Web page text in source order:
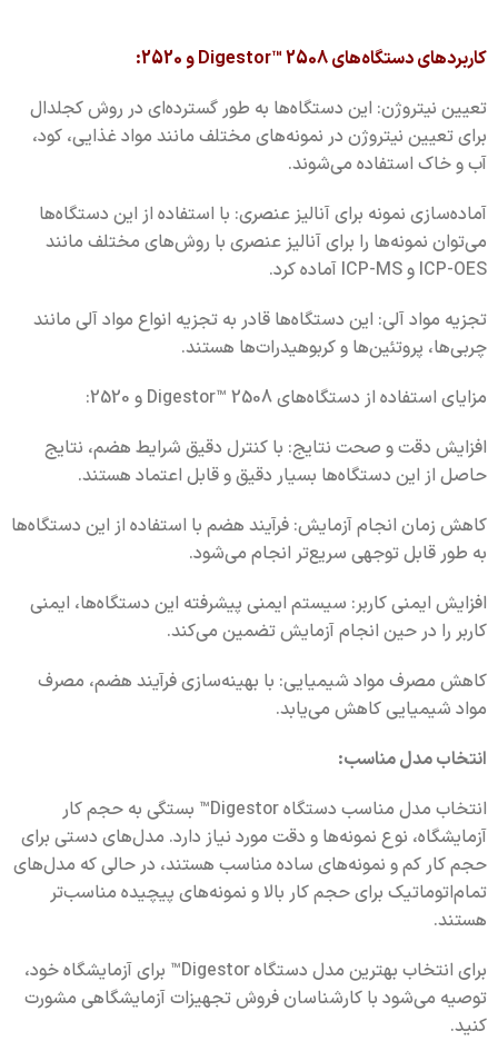
کاربردهای دستگاه‌های Digestor™ 2508 و 2520:
تعیین نیتروژن: این دستگاه‌ها به طور گسترده‌ای در روش کجلدال
برای تعیین نیتروژن در نمونه‌های مختلف مانند مواد غذایی، کود،
آب و خاک استفاده می‌شوند.
آماده‌سازی نمونه برای آنالیز عنصری: با استفاده از این دستگاه‌ها
می‌توان نمونه‌ها را برای آنالیز عنصری با روش‌های مختلف مانند
ICP-OES و ICP-MS آماده کرد.
تجزیه مواد آلی: این دستگاه‌ها قادر به تجزیه انواع مواد آلی مانند
چربی‌ها، پروتئین‌ها و کربوهیدرات‌ها هستند.
مزایای استفاده از دستگاه‌های Digestor™ 2508 و 2520:
افزایش دقت و صحت نتایج: با کنترل دقیق شرایط هضم، نتایج
حاصل از این دستگاه‌ها بسیار دقیق و قابل اعتماد هستند.
کاهش زمان انجام آزمایش: فرآیند هضم با استفاده از این دستگاه‌ها
به طور قابل توجهی سریع‌تر انجام می‌شود.
افزایش ایمنی کاربر: سیستم ایمنی پیشرفته این دستگاه‌ها، ایمنی
کاربر را در حین انجام آزمایش تضمین می‌کند.
کاهش مصرف مواد شیمیایی: با بهینه‌سازی فرآیند هضم، مصرف
مواد شیمیایی کاهش می‌یابد.
انتخاب مدل مناسب:
انتخاب مدل مناسب دستگاه Digestor™ بستگی به حجم کار
آزمایشگاه، نوع نمونه‌ها و دقت مورد نیاز دارد. مدل‌های دستی برای
حجم کار کم و نمونه‌های ساده مناسب هستند، در حالی که مدل‌های
تمام‌اتوماتیک برای حجم کار بالا و نمونه‌های پیچیده مناسب‌تر
هستند.
برای انتخاب بهترین مدل دستگاه Digestor™ برای آزمایشگاه خود،
توصیه می‌شود با کارشناسان فروش تجهیزات آزمایشگاهی مشورت
کنید.